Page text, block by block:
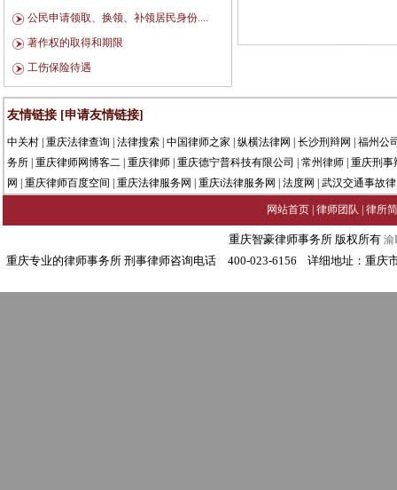
公民申请领取、换领、补领居民身份....
著作权的取得和期限
工伤保险待遇
友情链接 [申请友情链接]
中关村 |重庆法律查询 |法律搜索 |中国律师之家 |纵横法律网 |长沙刑辩网 |福州公
务所 |重庆律师网博客二 |重庆律师 |重庆德宁普科技有限公司 |常州律师 |重庆刑事
网
|重庆律师百度空间 |重庆法律服务网 |重庆i法律服务网 |法度网 |武汉交通事故
网站首页 律师团队 律所
重庆智豪律师事务所 版权所有渝
重庆专业的律师事务所 刑事律师咨询电话 400-023-6156 详细地址：重